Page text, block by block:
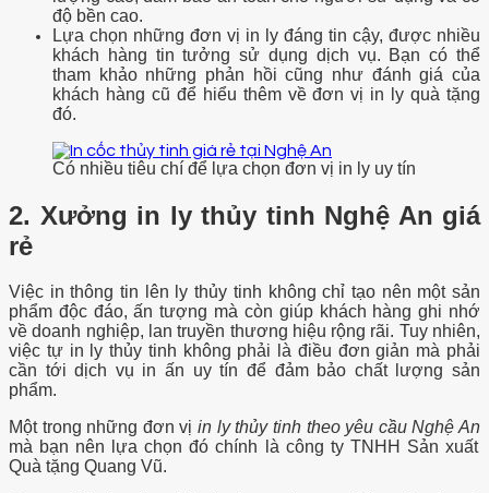
độ bền cao.
Lựa chọn những đơn vị in ly đáng tin cậy, được nhiều
khách hàng tin tưởng sử dụng dịch vụ. Bạn có thể
tham khảo những phản hồi cũng như đánh giá của
khách hàng cũ để hiểu thêm về đơn vị in ly quà tặng
đó.
Có nhiều tiêu chí để lựa chọn đơn vị in ly uy tín
2. Xưởng in ly thủy tinh Nghệ An giá
rẻ
Việc in thông tin lên ly thủy tinh không chỉ tạo nên một sản
phẩm độc đáo, ấn tượng mà còn giúp khách hàng ghi nhớ
về doanh nghiệp, lan truyền thương hiệu rộng rãi. Tuy nhiên,
việc tự in ly thủy tinh không phải là điều đơn giản mà phải
cần tới dịch vụ in ấn uy tín để đảm bảo chất lượng sản
phẩm.
Một trong những đơn vịin ly thủy tinh theo yêu cầu Nghệ An
mà bạn nên lựa chọn đó chính là công ty TNHH Sản xuất
Quà tặng Quang Vũ.